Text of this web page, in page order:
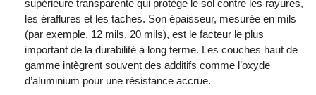
supérieure transparente qui protège le sol contre les rayures,
les éraflures et les taches. Son épaisseur, mesurée en mils
(par exemple, 12 mils, 20 mils), est le facteur le plus
important de la durabilité à long terme. Les couches haut de
gamme intègrent souvent des additifs comme l’oxyde
d’aluminium pour une résistance accrue.